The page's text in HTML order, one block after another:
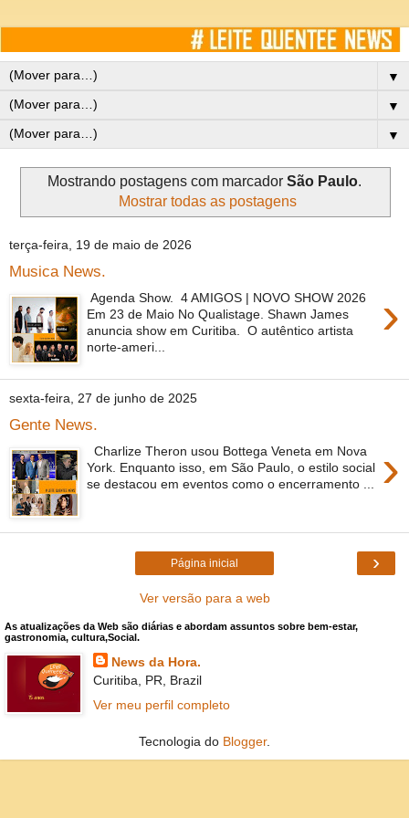
▼
▼
▼
Mostrando postagens com marcador São Paulo.
Mostrar todas as postagens
terça-feira, 19 de maio de 2026
Musica News.
›
Agenda Show. 4 AMIGOS | NOVO SHOW 2026
Em 23 de Maio No Qualistage. Shawn James
anuncia show em Curitiba. O autêntico artista
norte-ameri...
sexta-feira, 27 de junho de 2025
Gente News.
›
Charlize Theron usou Bottega Veneta em Nova
York. Enquanto isso, em São Paulo, o estilo social
se destacou em eventos como o encerramento ...
›
Página inicial
Ver versão para a web
As atualizações da Web são diárias e abordam assuntos sobre bem-estar,
gastronomia, cultura,Social.
News da Hora.
Curitiba, PR, Brazil
Ver meu perfil completo
Tecnologia do Blogger.